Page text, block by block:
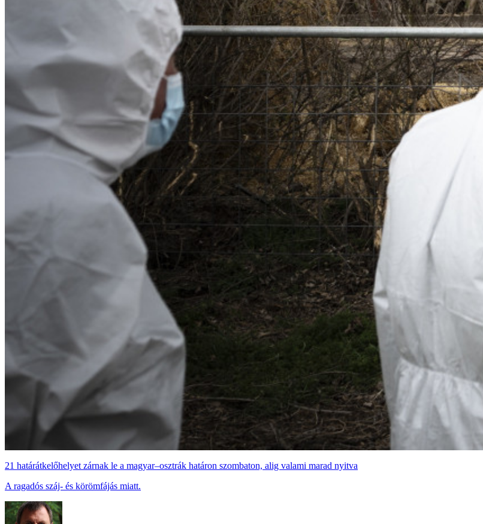
21 határátkelőhelyet zárnak le a magyar–osztrák határon szombaton, alig valami marad nyitva
A ragadós száj- és körömfájás miatt.